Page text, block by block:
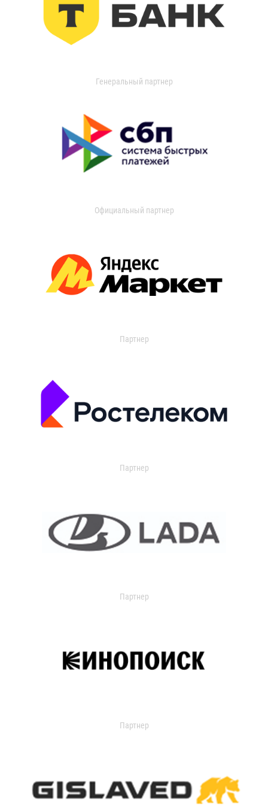
Генеральный партнер
Официальный партнер
Партнер
Партнер
Партнер
Партнер